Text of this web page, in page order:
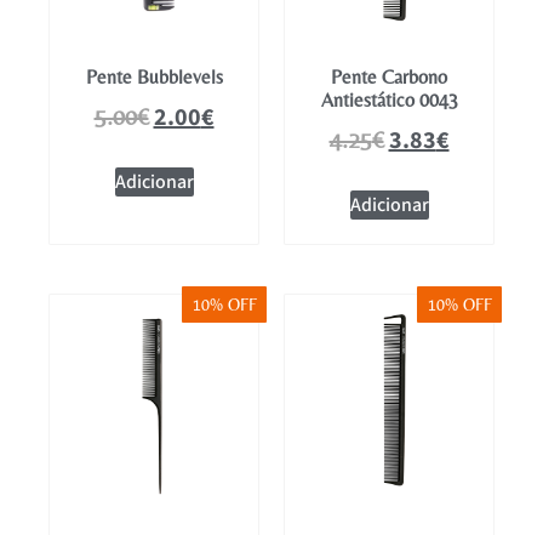
Pente Bubblevels
5.00€2.00€
Adicionar
Pente Carbono
Antiestático 0043
4.25€3.83€
Adicionar
10% OFF 10% OFF